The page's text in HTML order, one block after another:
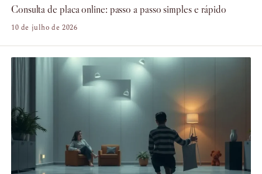
Consulta de placa online: passo a passo simples e rápido
10 de julho de 2026